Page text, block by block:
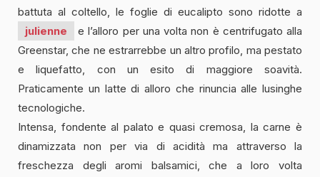
battuta al coltello, le foglie di eucalipto sono ridotte a
julienne
e l’alloro per una volta non è centrifugato alla
Greenstar, che ne estrarrebbe un altro profilo, ma pestato
e liquefatto, con un esito di maggiore soavità.
Praticamente un latte di alloro che rinuncia alle lusinghe
tecnologiche.
Intensa, fondente al palato e quasi cremosa, la carne è
dinamizzata non per via di acidità ma attraverso la
freschezza degli aromi balsamici, che a loro volta